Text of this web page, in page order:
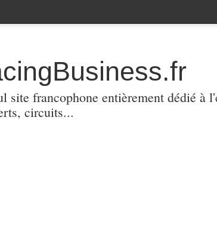
site francophone entièrement dédié à
circuits...